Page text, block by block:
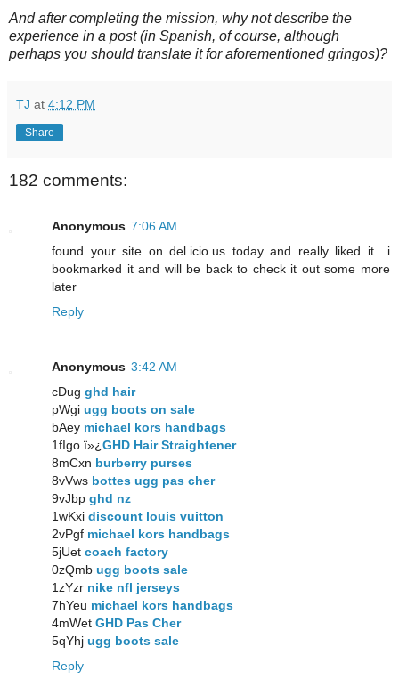
And after completing the mission, why not describe the
experience in a post (in Spanish, of course, although
perhaps you should translate it for aforementioned gringos)?
TJ at 4:12 PM
Share
182 comments:
Anonymous 7:06 AM
found your site on del.icio.us today and really liked it.. i
bookmarked it and will be back to check it out some more
later
Reply
Anonymous 3:42 AM
cDug ghd hair
pWgi ugg boots on sale
bAey michael kors handbags
1fIgo ï»¿GHD Hair Straightener
8mCxn burberry purses
8vVws bottes ugg pas cher
9vJbp ghd nz
1wKxi discount louis vuitton
2vPgf michael kors handbags
5jUet coach factory
0zQmb ugg boots sale
1zYzr nike nfl jerseys
7hYeu michael kors handbags
4mWet GHD Pas Cher
5qYhj ugg boots sale
Reply